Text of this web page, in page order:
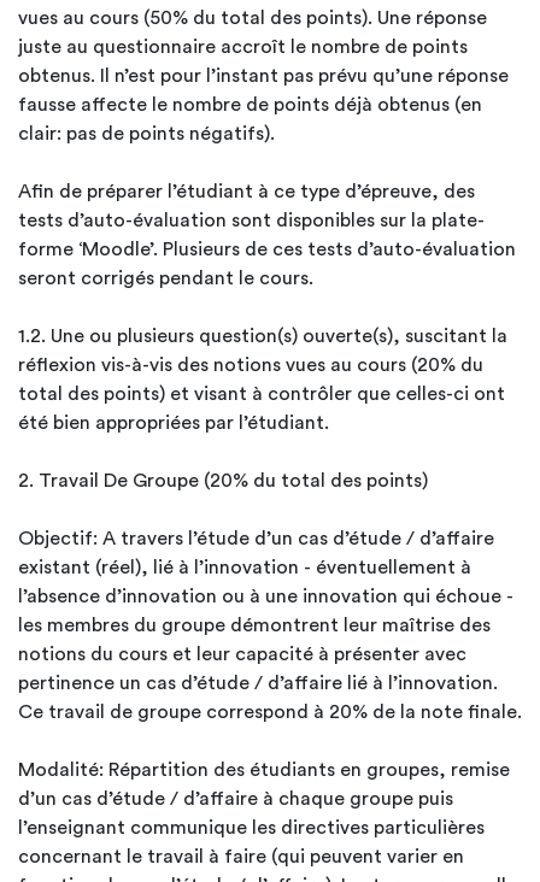
vues au cours (50% du total des points). Une réponse
juste au questionnaire accroît le nombre de points
obtenus. Il n’est pour l’instant pas prévu qu’une réponse
fausse affecte le nombre de points déjà obtenus (en
clair: pas de points négatifs).
Afin de préparer l’étudiant à ce type d’épreuve, des
tests d’auto-évaluation sont disponibles sur la plate-
forme ‘Moodle’. Plusieurs de ces tests d’auto-évaluation
seront corrigés pendant le cours.
1.2. Une ou plusieurs question(s) ouverte(s), suscitant la
réflexion vis-à-vis des notions vues au cours (20% du
total des points) et visant à contrôler que celles-ci ont
été bien appropriées par l’étudiant.
2. Travail De Groupe (20% du total des points)
Objectif: A travers l’étude d’un cas d’étude / d’affaire
existant (réel), lié à l’innovation - éventuellement à
l’absence d’innovation ou à une innovation qui échoue -
les membres du groupe démontrent leur maîtrise des
notions du cours et leur capacité à présenter avec
pertinence un cas d’étude / d’affaire lié à l’innovation.
Ce travail de groupe correspond à 20% de la note finale.
Modalité: Répartition des étudiants en groupes, remise
d’un cas d’étude / d’affaire à chaque groupe puis
l’enseignant communique les directives particulières
concernant le travail à faire (qui peuvent varier en